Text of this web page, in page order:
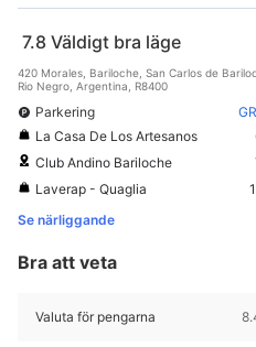
7.8 Väldigt bra läge
420 Morales, Bariloche, San Carlos de
Rio Negro, Argentina, R8400
Parkering
La Casa De Los Artesanos
Club Andino Bariloche
Laverap - Quaglia
Se närliggande
Bra att veta
Valuta för pengarna